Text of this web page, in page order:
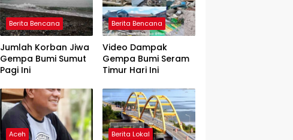
Berita Bencana
Jumlah Korban Jiwa
Gempa Bumi Sumut
Pagi Ini
Berita Bencana
Video Dampak
Gempa Bumi Seram
Timur Hari Ini
Aceh Berita Lokal